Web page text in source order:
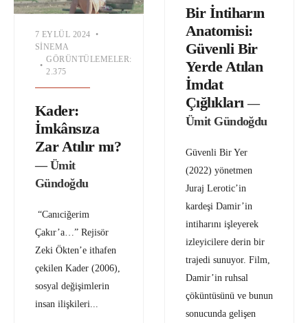
7 EYLÜL 2024 •
SINEMA
•
GÖRÜNTÜLEMELER:
2.375
Kader:
İmkânsıza
Zar Atılır mı?
— Ümit
Gündoğdu
“Canıciğerim
Çakır’a…” Rejisör
Zeki Ökten’e ithafen
çekilen Kader (2006),
sosyal değişimlerin
insan ilişkileri
Bir İntiharın
Anatomisi:
Güvenli Bir
Yerde Atılan
İmdat
Çığlıkları —
Ümit Gündoğdu
Güvenli Bir Yer
(2022) yönetmen
Juraj Lerotic’in
kardeşi Damir’in
intiharını işleyerek
izleyicilere derin bir
trajedi sunuyor. Film,
Damir’in ruhsal
çöküntüsünü ve bunun
sonucunda gelişen